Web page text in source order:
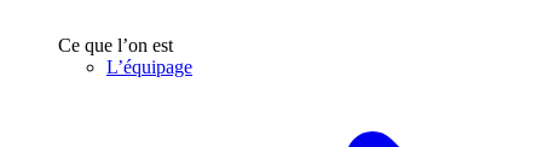
Ce que l’on est
L’équipage